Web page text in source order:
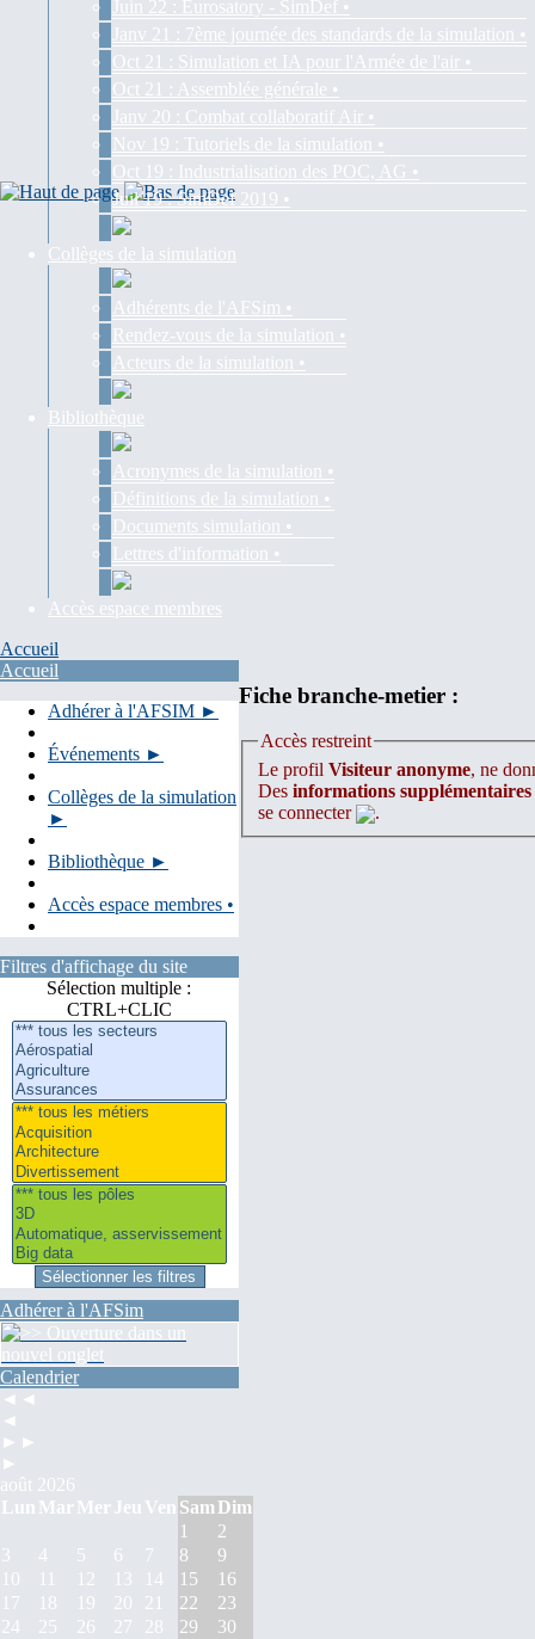
Juin 22 : Eurosatory - SimDef •
Janv 21 : 7ème journée des standards de la simulation •
Oct 21 : Simulation et IA pour l'Armée de l'air •
Oct 21 : Assemblée générale •
Janv 20 : Combat collaboratif Air •
Nov 19 : Tutoriels de la simulation •
Oct 19 : Industrialisation des POC, AG •
Juil 19 : SimDef 2019 •
Collèges de la simulation
Adhérents de l'AFSim •
Rendez-vous de la simulation •
Acteurs de la simulation •
Bibliothèque
Acronymes de la simulation •
Définitions de la simulation •
Documents simulation •
Lettres d'information •
Accès espace membres
Accueil
Accueil
Adhérer à l'AFSIM ►
Événements ►
Collèges de la simulation
►
Bibliothèque ►
Accès espace membres •
Filtres d'affichage du site
Sélection multiple :
CTRL+CLIC
Adhérer à l'AFSim
Calendrier
◄◄
◄
►►
►
août 2026
Lun Mar Mer Jeu Ven Sam Dim
1
2
3
4 5 6 7 8
9
10
11 12 13 14 15
16
17
18 19 20 21 22
23
24
25 26 27 28 29
30
Fiche branche-metier :
Accès restreint
Le profil Visiteur anonyme, ne
Des informations supplémentaires
se connecter
.